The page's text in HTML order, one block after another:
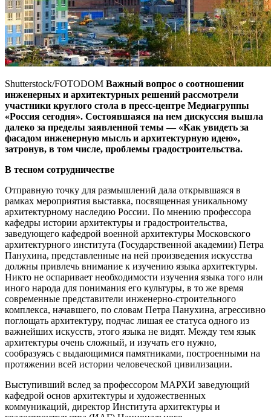
Shutterstock/FOTODOM Важный вопрос о соотношении
инженерных и архитектурных решений рассмотрели
участники круглого стола в пресс-центре Медиагруппы
«Россия сегодня». Состоявшаяся на нем дискуссия вышла
далеко за пределы заявленной темы — «Как увидеть за
фасадом инженерную мысль и архитектурную идею»,
затронув, в том числе, проблемы градостроительства.
В тесном сотрудничестве
Отправную точку для размышлений дала открывшаяся в
рамках мероприятия выставка, посвященная уникальному
архитектурному наследию России. По мнению профессора
кафедры истории архитектуры и градостроительства,
заведующего кафедрой военной архитектуры Московского
архитектурного института (Государственной академии) Петра
Панухина, представленные на ней произведения искусства
должны привлечь внимание к изучению языка архитектуры.
Никто не оспаривает необходимости изучения языка того или
иного народа для понимания его культуры, в то же время
современные представители инженерно-строительного
комплекса, начавшего, по словам Петра Панухина, агрессивно
поглощать архитектуру, подчас лишая ее статуса одного из
важнейших искусств, этого языка не видят. Между тем язык
архитектуры очень сложный, и изучать его нужно,
сообразуясь с выдающимися памятниками, построенными на
протяжении всей истории человеческой цивилизации.
Выступивший вслед за профессором МАРХИ заведующий
кафедрой основ архитектуры и художественных
коммуникаций, директор Института архитектуры и